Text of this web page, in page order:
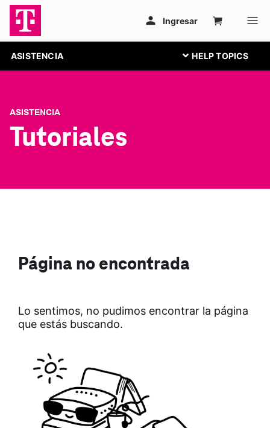
ASISTENCIA
ASISTENCIA
Tutoriales